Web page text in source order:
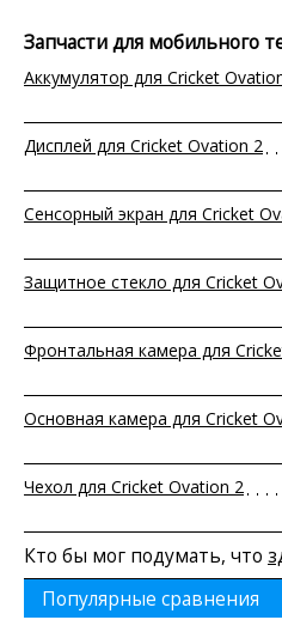
Запчасти для мобильного
Аккумулятор для Cricket
Дисплей для Cricket Ovation 2
Сенсорный экран для Cricket
Защитное стекло для Cricket
Фронтальная камера для
Основная камера для Cricket
Чехол для Cricket Ovation 2
Кто бы мог подумать, что
Популярные сравнения